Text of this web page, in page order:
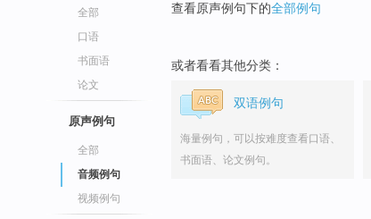
全部
口语
书面语
论文
原声例句
全部
音频例句
视频例句
查看原声例句下的全部例句
或者看看其他分类：
双语例句
海量例句，可以按难度查看口语、
书面语、论文例句。